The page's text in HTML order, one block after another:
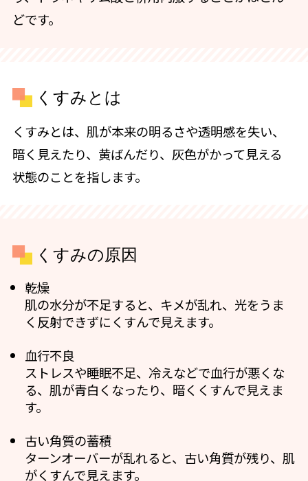
どです。
くすみとは
くすみとは、肌が本来の明るさや透明感を失い、
暗く見えたり、黄ばんだり、灰色がかって見える
状態のことを指します。
くすみの原因
乾燥
肌の水分が不足すると、キメが乱れ、光をうま
く反射できずにくすんで見えます。
血行不良
ストレスや睡眠不足、冷えなどで血行が悪くな
る、肌が青白くなったり、暗くくすんで見えま
す。
古い角質の蓄積
ターンオーバーが乱れると、古い角質が残り、肌
がくすんで見えます。